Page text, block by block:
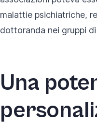
malattie psichiatriche,
dottoranda nei gruppi
Una